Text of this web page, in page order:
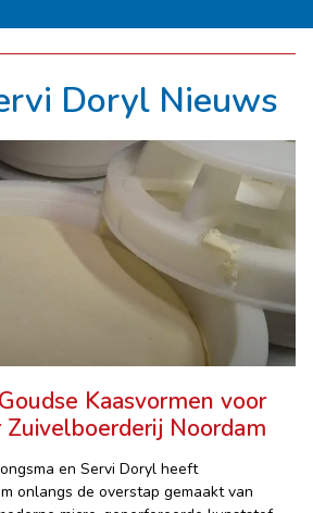
Doryl Nieuws
Kaasvormen voor
Noordam
en Servi Doryl heeft
onlangs de overstap gemaakt van